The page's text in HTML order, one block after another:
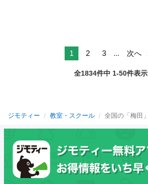
1 2 3 ... 次へ
全1834件中 1-50件表示
ジモティー 教室・スクール 全国の「梅田」